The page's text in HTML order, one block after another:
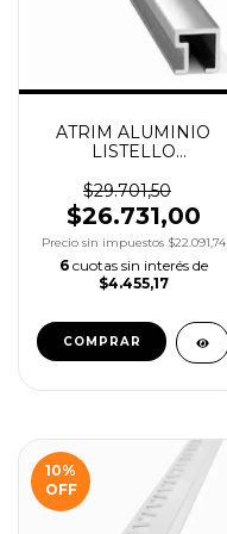
ATRIM ALUMINIO
LISTELLO
BRILLANTE 9X9
2.45M COD.1431
$29.701,50
$26.731,00
Precio sin impuestos $22.091,74
6 cuotas sin interés de
$4.455,17
10%
OFF